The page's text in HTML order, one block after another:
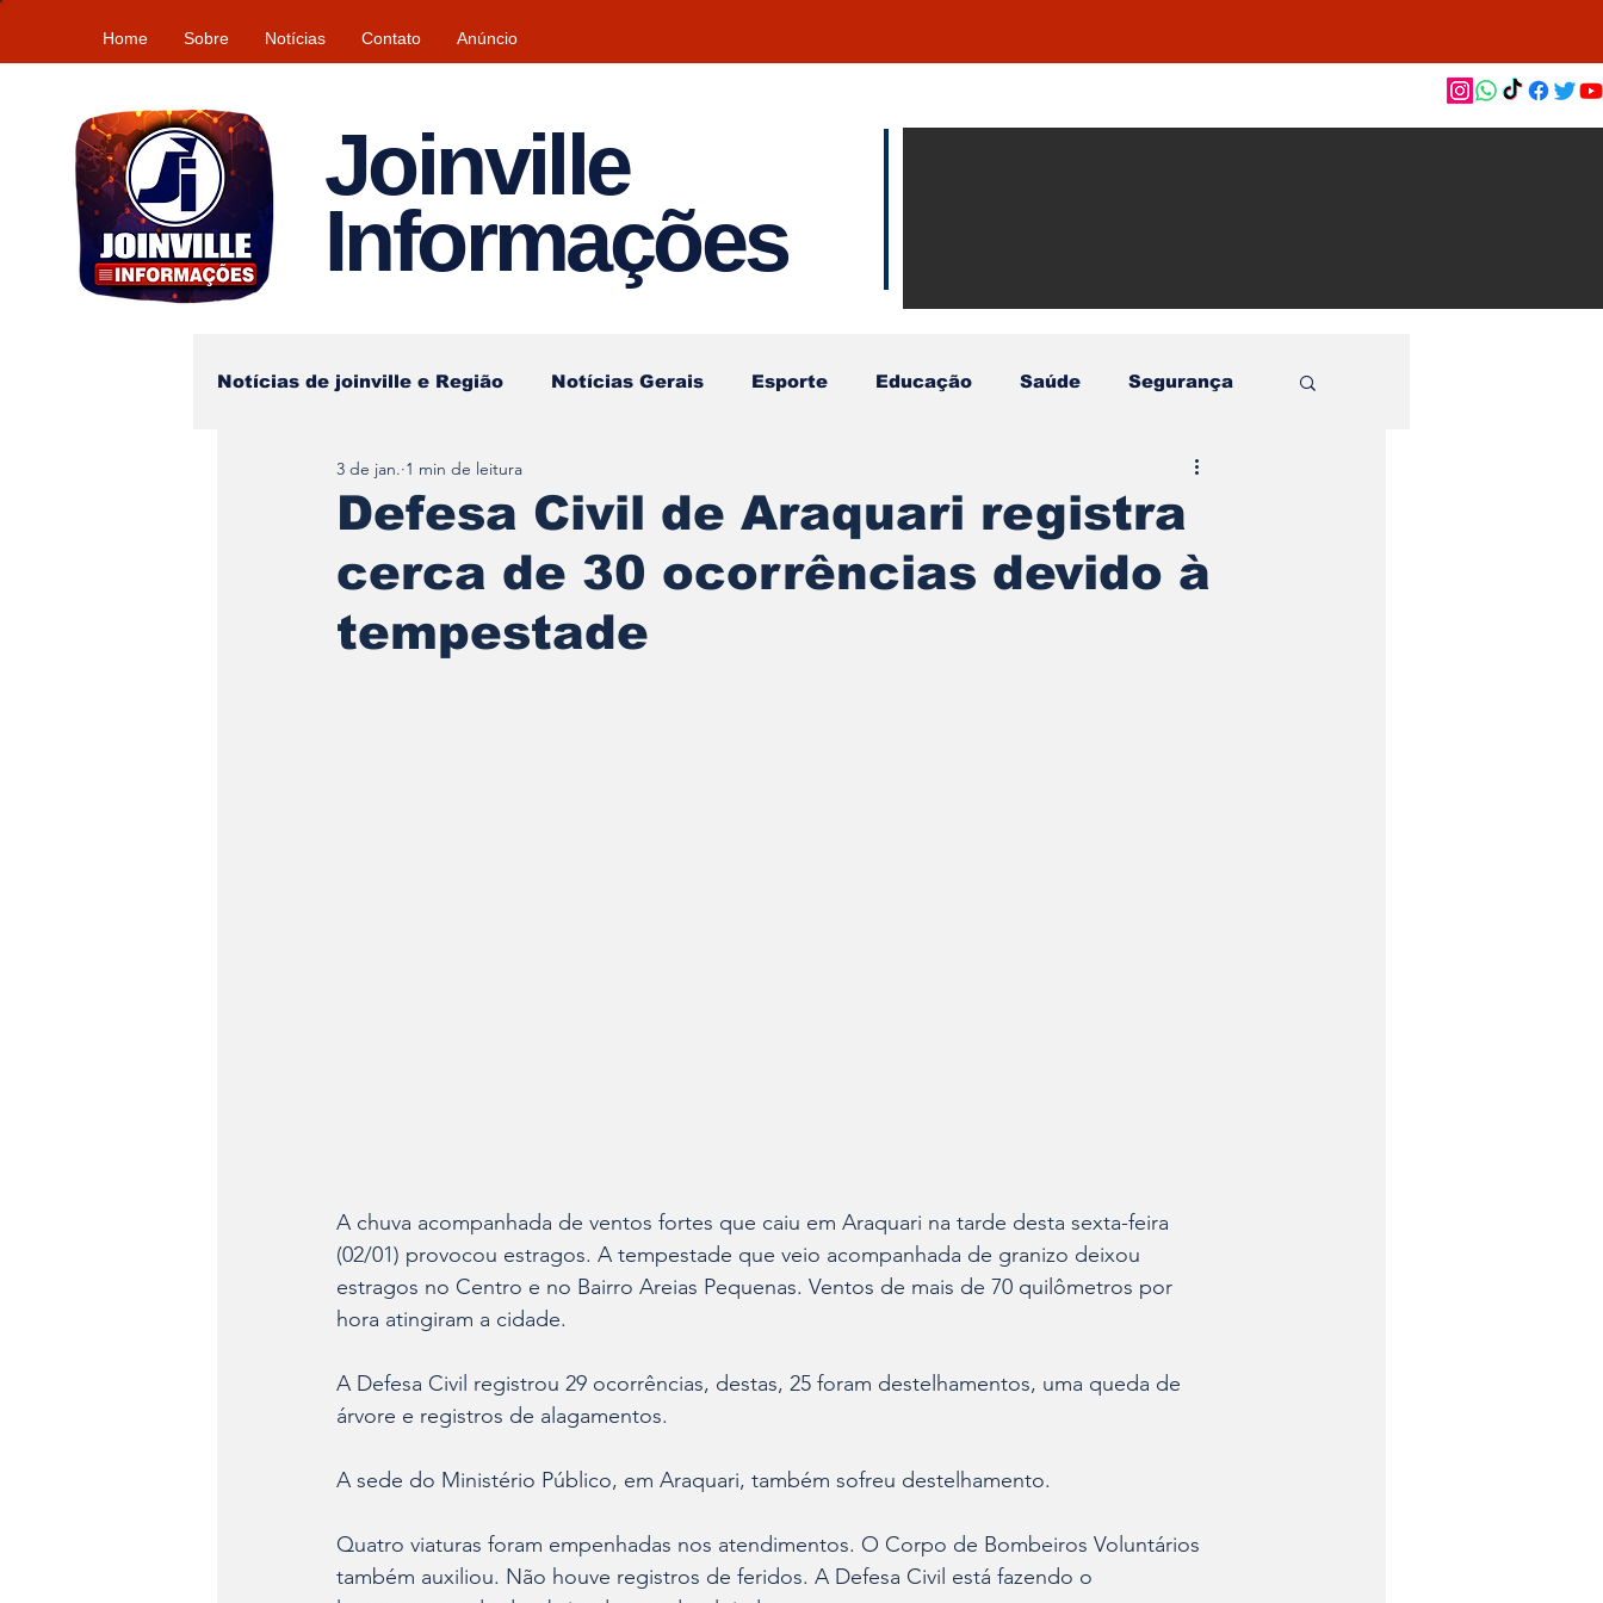
Home Sobre Notícias Contato Anúncio
Joinville
Informações
Notícias de joinville e Região Notícias Gerais Esporte Educação Saúde Segurança
Tempo\clima
Defesa Civil de Araquari registra
cerca de 30 ocorrências devido à
tempestade
3 de jan. 1 min de leitura
A chuva acompanhada de ventos fortes que caiu em Araquari na tarde desta sexta-feira
(02/01) provocou estragos. A tempestade que veio acompanhada de granizo deixou
estragos no Centro e no Bairro Areias Pequenas. Ventos de mais de 70 quilômetros por
hora atingiram a cidade.
A Defesa Civil registrou 29 ocorrências, destas, 25 foram destelhamentos, uma queda de
árvore e registros de alagamentos.
A sede do Ministério Público, em Araquari, também sofreu destelhamento.
Quatro viaturas foram empenhadas nos atendimentos. O Corpo de Bombeiros Voluntários
também auxiliou. Não houve registros de feridos. A Defesa Civil está fazendo o